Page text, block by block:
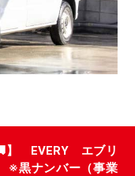
】 EVERY エブリ
ー（事業